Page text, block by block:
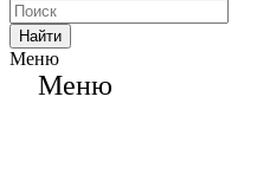
Найти
Меню
Меню